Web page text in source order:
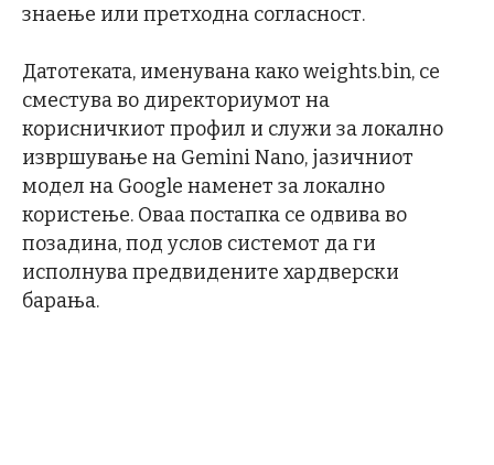
знаење или претходна согласност.
Датотеката, именувана како weights.bin, се
сместува во директориумот на
корисничкиот профил и служи за локално
извршување на Gemini Nano, јазичниот
модел на Google наменет за локално
користење. Оваа постапка се одвива во
позадина, под услов системот да ги
исполнува предвидените хардверски
барања.